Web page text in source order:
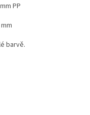
PP
barvě.